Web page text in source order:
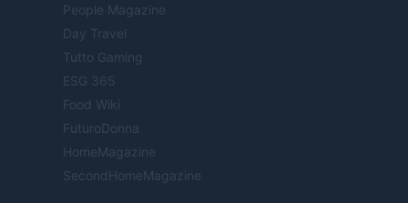
People Magazine
Day Travel
Tutto Gaming
ESG 365
Food Wiki
FuturoDonna
HomeMagazine
SecondHomeMagazine